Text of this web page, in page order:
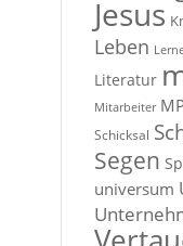
Jesus
Leben
Literatur
Mitarbeiter
Schicksal
Segen
universum